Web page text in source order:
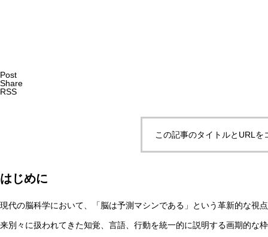
AI研究
Post
Share
RSS
この記事のタイトルとURLを
はじめに
現代の脳科学において、「脳は予測マシンである」という革新的な視
来別々に扱われてきた知覚、言語、行動を統一的に説明する画期的な